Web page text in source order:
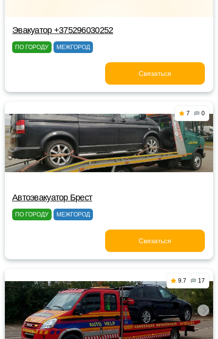
Эвакуатор +375296030252
ПО ГОРОДУ МЕЖГОРОД
Связаться
7 0
Автоэвакуатор Брест
ПО ГОРОДУ МЕЖГОРОД
Связаться
9.7 17